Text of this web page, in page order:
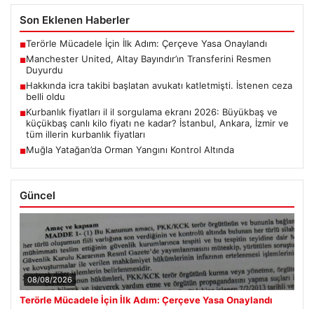
Son Eklenen Haberler
■Terörle Mücadele İçin İlk Adım: Çerçeve Yasa Onaylandı
■Manchester United, Altay Bayındır’ın Transferini Resmen
Duyurdu
■Hakkında icra takibi başlatan avukatı katletmişti. İstenen ceza
belli oldu
■Kurbanlık fiyatları il il sorgulama ekranı 2026: Büyükbaş ve
küçükbaş canlı kilo fiyatı ne kadar? İstanbul, Ankara, İzmir ve
tüm illerin kurbanlık fiyatları
■Muğla Yatağan’da Orman Yangını Kontrol Altında
Güncel
08/08/2026
Terörle Mücadele İçin İlk Adım: Çerçeve Yasa Onaylandı